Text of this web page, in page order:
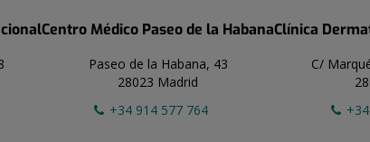
Centro Médico Paseo de la Habana
Paseo de la Habana, 43
28023 Madrid
+34 914 577 764
Clínica
C/